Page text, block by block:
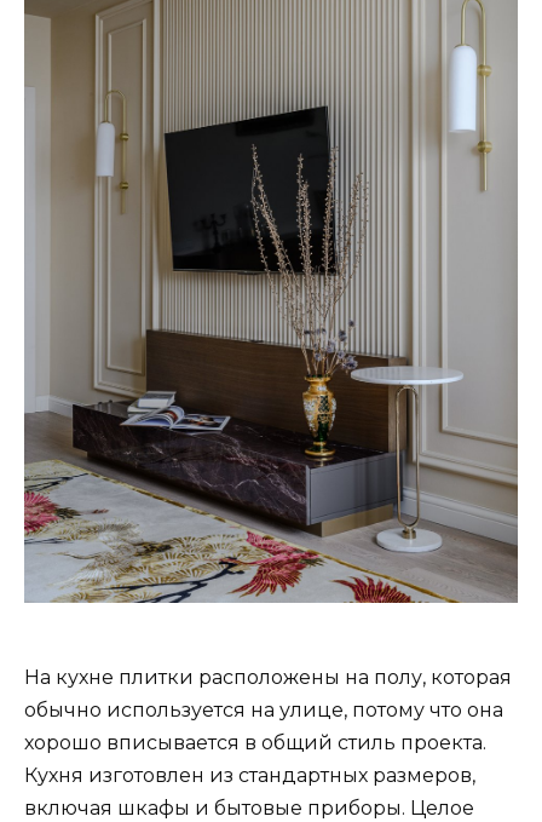
На кухне плитки расположены на полу, которая
обычно используется на улице, потому что она
хорошо вписывается в общий стиль проекта.
Кухня изготовлен из стандартных размеров,
включая шкафы и бытовые приборы. Целое